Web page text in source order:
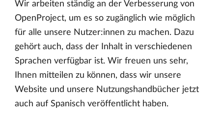
Wir arbeiten ständig an der Verbesserung von
OpenProject, um es so zugänglich wie möglich
für alle unsere Nutzer:innen zu machen. Dazu
gehört auch, dass der Inhalt in verschiedenen
Sprachen verfügbar ist. Wir freuen uns sehr,
Ihnen mitteilen zu können, dass wir unsere
Website und unsere Nutzungshandbücher jetzt
auch auf Spanisch veröffentlicht haben.